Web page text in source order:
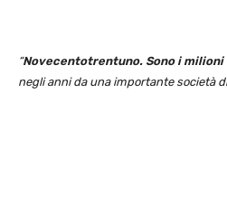
“Novecentotrentuno. Sono i
negli anni da una importante società di